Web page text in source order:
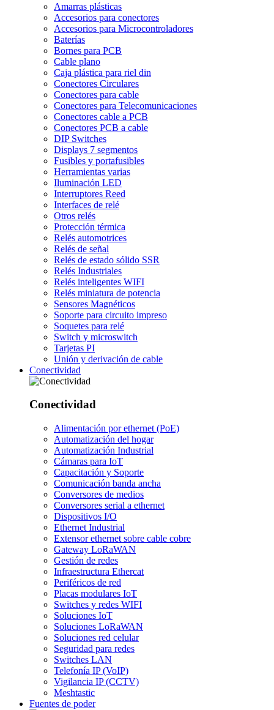
Amarras plásticas
Accesorios para conectores
Accesorios para Microcontroladores
Baterías
Bornes para PCB
Cable plano
Caja plástica para riel din
Conectores Circulares
Conectores para cable
Conectores para Telecomunicaciones
Conectores cable a PCB
Conectores PCB a cable
DIP Switches
Displays 7 segmentos
Fusibles y portafusibles
Herramientas varias
Iluminación LED
Interruptores Reed
Interfaces de relé
Otros relés
Protección térmica
Relés automotrices
Relés de señal
Relés de estado sólido SSR
Relés Industriales
Relés inteligentes WIFI
Relés miniatura de potencia
Sensores Magnéticos
Soporte para circuito impreso
Soquetes para relé
Switch y microswitch
Tarjetas PI
Unión y derivación de cable
Conectividad
Conectividad
Alimentación por ethernet (PoE)
Automatización del hogar
Automatización Industrial
Cámaras para IoT
Capacitación y Soporte
Comunicación banda ancha
Conversores de medios
Conversores serial a ethernet
Dispositivos I/O
Ethernet Industrial
Extensor ethernet sobre cable cobre
Gateway LoRaWAN
Gestión de redes
Infraestructura Ethercat
Periféricos de red
Placas modulares IoT
Switches y redes WIFI
Soluciones IoT
Soluciones LoRaWAN
Soluciones red celular
Seguridad para redes
Switches LAN
Telefonía IP (VoIP)
Vigilancia IP (CCTV)
Meshtastic
Fuentes de poder